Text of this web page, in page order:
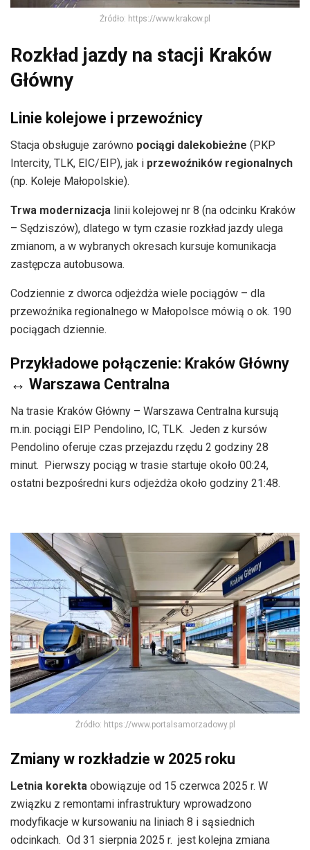
Źródło: https://www.krakow.pl
Rozkład jazdy na stacji Kraków
Główny
Linie kolejowe i przewoźnicy
Stacja obsługuje zarówno pociągi dalekobieżne (PKP
Intercity, TLK, EIC/EIP), jak i przewoźników regionalnych
(np. Koleje Małopolskie).
Trwa modernizacja linii kolejowej nr 8 (na odcinku Kraków
– Sędziszów), dlatego w tym czasie rozkład jazdy ulega
zmianom, a w wybranych okresach kursuje komunikacja
zastępcza autobusowa.
Codziennie z dworca odjeżdża wiele pociągów – dla
przewoźnika regionalnego w Małopolsce mówią o ok. 190
pociągach dziennie.
Przykładowe połączenie: Kraków Główny
↔ Warszawa Centralna
Na trasie Kraków Główny – Warszawa Centralna kursują
m.in. pociągi EIP Pendolino, IC, TLK. Jeden z kursów
Pendolino oferuje czas przejazdu rzędu 2 godziny 28
minut. Pierwszy pociąg w trasie startuje około 00:24,
ostatni bezpośredni kurs odjeżdża około godziny 21:48.
Źródło: https://www.portalsamorzadowy.pl
Zmiany w rozkładzie w 2025 roku
Letnia korekta obowiązuje od 15 czerwca 2025 r. W
związku z remontami infrastruktury wprowadzono
modyfikacje w kursowaniu na liniach 8 i sąsiednich
odcinkach. Od 31 sierpnia 2025 r. jest kolejna zmiana